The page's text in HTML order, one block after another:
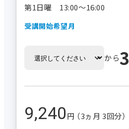
第1日曜 13:00～16:00
受講開始希望月
から3
9,240円 （3ヵ月 3回分）